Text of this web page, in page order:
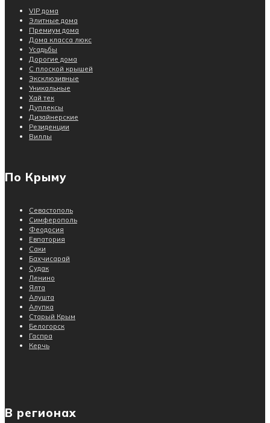
VIP дома
Элитные дома
Премиум дома
Дома класса люкс
Усадьбы
Дорогие дома
С плоской крышей
Эксклюзивные
Уникальные
Хай тек
Дуплексы
Дизайнерские
Резиденции
Виллы
По Крыму
Севастополь
Симферополь
Феодосия
Евпатория
Саки
Бахчисарай
Судак
Ленино
Ялта
Алушта
Алупка
Старый Крым
Белогорск
Гаспра
Керчь
В регионах